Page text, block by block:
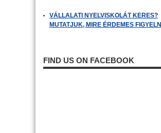
VÁLLALATI NYELVISKOLÁT KERES?
MUTATJUK, MIRE ÉRDEMES FIGYELNI
FIND US ON FACEBOOK